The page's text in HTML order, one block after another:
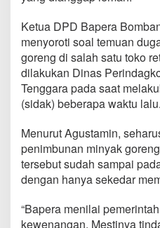
Ketua DPD Bapera
menyoroti soal temuan
goreng di salah satu toko
dilakukan Dinas
Tenggara pada saat
(sidak) beberapa waktu lalu.
Menurut Agustamin,
penimbunan minyak
tersebut sudah sampai
dengan hanya sekedar
“Bapera menilai
kewenangan. Mestinya